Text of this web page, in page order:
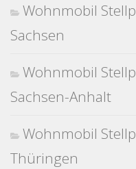
Wohnmobil
Sachsen
Wohnmobil
Sachsen-Anhalt
Wohnmobil
Thüringen